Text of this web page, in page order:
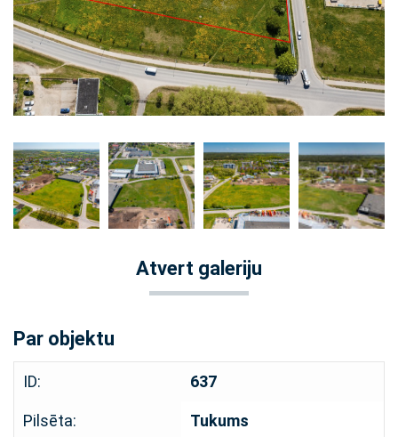
Atvert galeriju
Par objektu
ID: 637
Pilsēta: Tukums